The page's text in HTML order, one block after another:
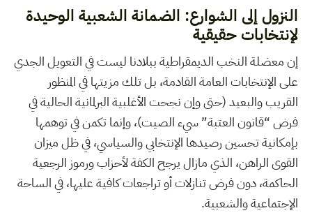
النزول إلى الشوارع: الضمانة الشعبية الوحيدة
لإنتخابات حقيقية
إن معضلة النخب الديمقراطية ببلادنا ليست في التعويل الجدي
على الإنتخابات العامة القادمة، بل تلك مزيتها في المنظور
القريب والبعيد (حتى وإن نجحت الأغلبية البرلمانية الحالية في
فرض “قانون العتبة” سيء الصيت)، وإنما تكمن في توهمها
بإمكانية تحسين رصيدها الإنتخابي والسياسي، في ظل ميزان
القوى الراهن، الذي مازال يرجح الكفة لأحزاب ورموز الرجعية
الحاكمة، دون فرض تنازلات أو تراجعات كافية عليها، في الساحة
الإجتماعية والشعبية.